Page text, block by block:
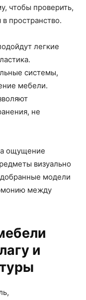
чтобы проверить,
пространство.
легкие
системы,
мебели.
не
ощущение
визуально
модели
между
и